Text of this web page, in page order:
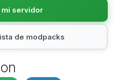
mi servidor
de modpacks